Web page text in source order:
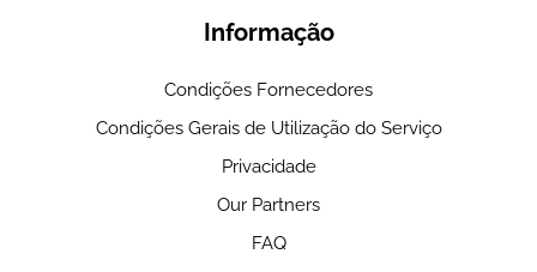
Informação
Condições Fornecedores
Condições Gerais de Utilização do Serviço
Privacidade
Our Partners
FAQ